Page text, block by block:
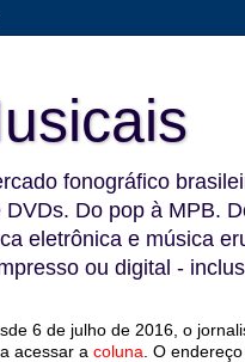
fonográfico
DVDs. Do pop à MPB.
eletrônica e música
ou digital -
6 de julho de 2016, o
acessar a coluna O